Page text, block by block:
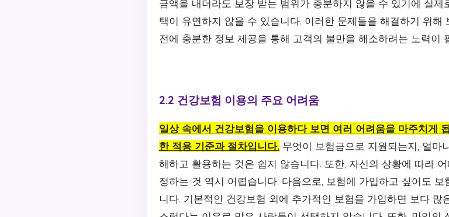
금액을 내더라도 보장 받는 범위가 충분하지 않을 수 있기에 실
택이 유연하지 않을 수 있습니다. 이러한 문제들을 해결하기 위해
전에 충분한 정보 제공을 통해 고객의 불만을 해소하려는 노력이
2.2 건강보험 이용의 주요 어려움
일상 속에서 건강보험을 이용하다 보면 여러 어려움을 마주치게
한 적용 기준과 절차입니다. 무엇이 보험금으로 지원되는지, 얼마
해하고 활용하는 것은 쉽지 않습니다. 또한, 자신의 상황에 따라
정하는 것 역시 어렵습니다. 다음으로, 보험에 가입하고 싶어도
니다. 기본적인 건강보험 외에 추가적인 보험을 가입하면 보다